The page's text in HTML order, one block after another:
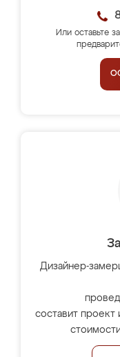
Или оставьте
Дизайнер-
составит проект